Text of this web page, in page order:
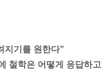
어 보호·관리가 필요한
교육의 가능성과 적절
이 정신박약을 개선하
지기를 원한다”
철학은 어떻게 응답하